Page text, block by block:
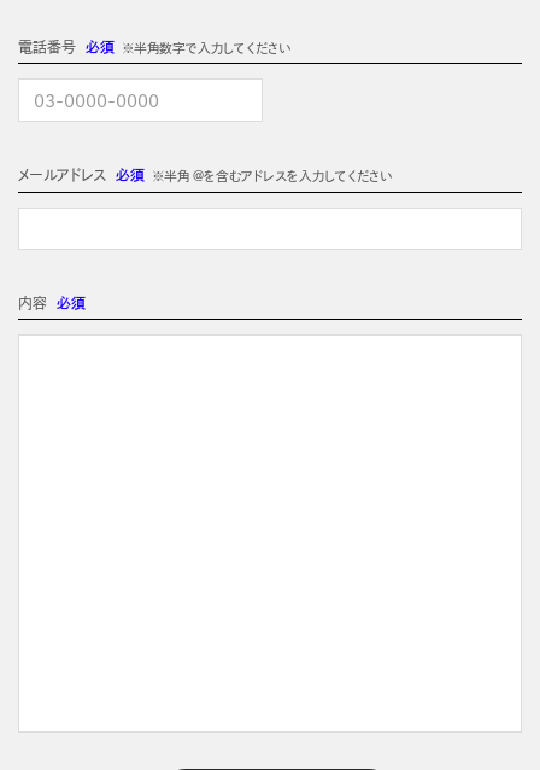
電話番号必須 ※半角数字で入力してください
メールアドレス 必須 ※半角 @を含むアドレスを入力してください
内容 必須